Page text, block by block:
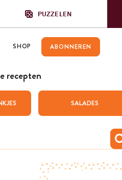
PUZZELEN
SHOP ABONNEREN
recepten
SALADES